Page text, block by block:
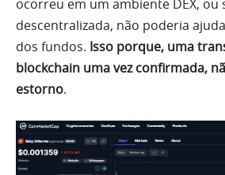
ocorreu em um ambiente DEX, ou
descentralizada, não poderia
dos fundos. Isso porque, uma
blockchain uma vez confirmada,
estorno.